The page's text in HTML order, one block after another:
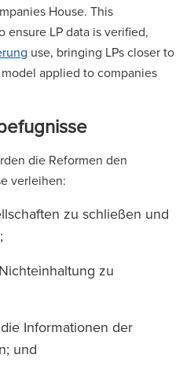
House. This
LP data is verified,
use, bringing LPs closer to
applied to companies
die Reformen den
verleihen:
zu schließen und
zu
Informationen der
und